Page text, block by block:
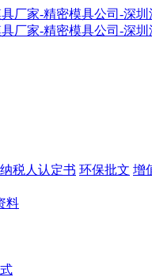
税人认定书 环保批文 增
料